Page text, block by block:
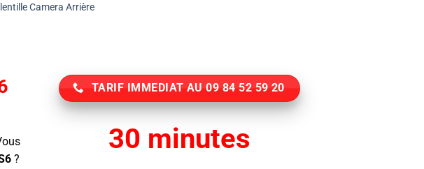
Camera Arrière
?
TARIF IMMEDIAT AU 09 84 52 59 20
30 minutes